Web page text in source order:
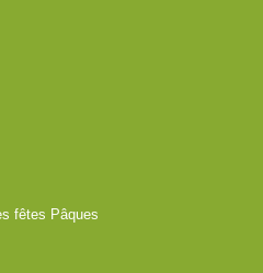
fêtes Pâques